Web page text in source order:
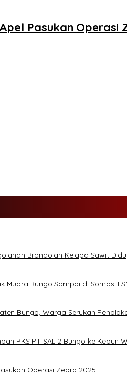
Pasukan Operasi
Brondolan Kelapa Sawit
Muara Bungo Sampai di Somasi
Bungo, Warga Serukan
PKS PT SAL 2 Bungo ke Kebun
Operasi Zebra 2025